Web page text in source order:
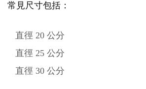
常見尺寸包括：
直徑 20 公分
直徑 25 公分
直徑 30 公分